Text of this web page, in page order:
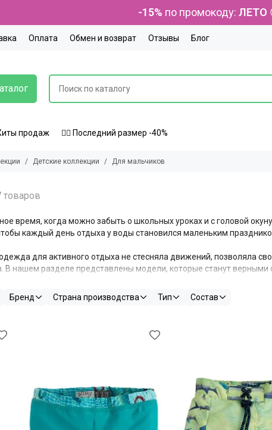
-15% по промокоду: ЛЕТО
Оплата Обмен и возврат Отзывы Блог
продаж 🏃‍♀️ Последний размер -40%
Детские коллекции Для мальчиков
время, когда можно забыть о школьных уроках и с головой
каждый день отдыха у воды становился маленьким
для активного отдыха не стесняла движений, позволяла
нашем разделе представлены модели, которые станут верными
стали море, солнце и ветер, создающий океанские волны
каждым моментом, посвящая себя покорению волн,
с легким морским оттенком созданы для того, чтобы ваш
активных водных развлечений
Бренд Страна производства Тип Состав